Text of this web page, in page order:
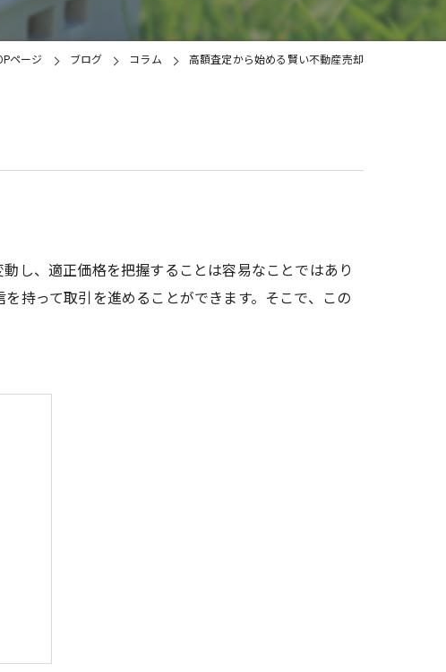
ページ ブログ コラム 高額査定から始める賢い不動産売却
し、適正価格を把握することは容易なことではあり
持って取引を進めることができます。そこで、この